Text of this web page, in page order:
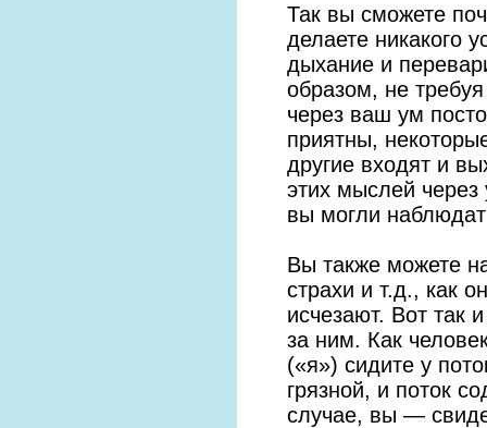
Так вы сможете
делаете никакого
дыхание и
образом, не
через ваш ум
приятны,
другие входят и
этих мыслей через
вы могли
Вы также можете
страхи и т.д., как
исчезают. Вот так
за ним. Как
(«я») сидите у
грязной, и поток
случае, вы —